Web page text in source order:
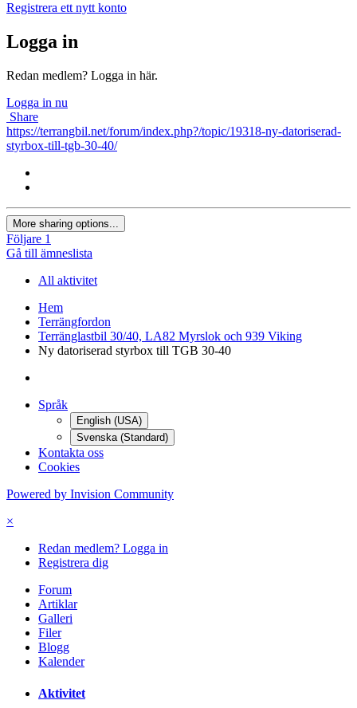
Registrera ett nytt konto
Logga in
Redan medlem? Logga in här.
Logga in nu
Share
https://terrangbil.net/forum/index.php?/topic/19318-ny-datoriserad-
styrbox-till-tgb-30-40/
More sharing options...
Följare 1
Gå till ämneslista
All aktivitet
Hem
Terrängfordon
Terränglastbil 30/40, LA82 Myrslok och 939 Viking
Ny datoriserad styrbox till TGB 30-40
Språk
English (USA)
Svenska (Standard)
Kontakta oss
Cookies
Powered by Invision Community
×
Redan medlem? Logga in
Registrera dig
Forum
Artiklar
Galleri
Filer
Blogg
Kalender
Aktivitet